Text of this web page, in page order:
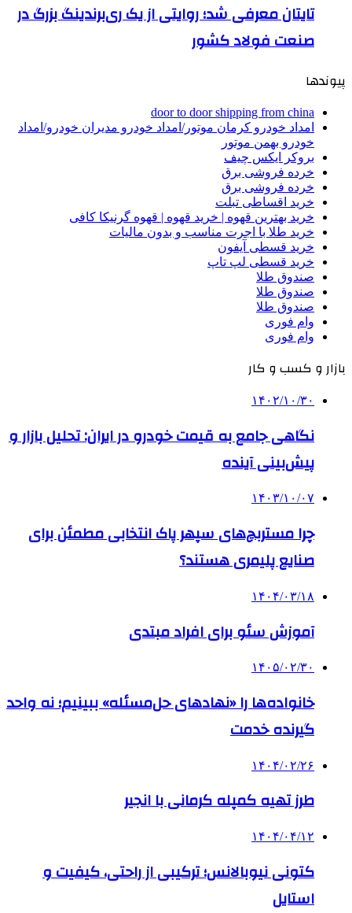
تایتان معرفی شد؛ روایتی از یک ری‌برندینگ بزرگ در
صنعت فولاد کشور
پیوندها
door to door shipping from china
امداد خودرو کرمان موتور/امداد خودرو مدیران خودرو/امداد
خودرو بهمن موتور
بروکر ایکس چیف
خرده فروشی برق
خرده فروشی برق
خرید اقساطی تبلت
خرید بهترین قهوه | خرید قهوه | قهوه گرنیکا کافی
خرید طلا با اجرت مناسب و بدون مالیات
خرید قسطی آیفون
خرید قسطی لپ تاپ
صندوق طلا
صندوق طلا
صندوق طلا
وام فوری
وام فوری
بازار و کسب و کار
۱۴۰۲/۱۰/۳۰
نگاهی جامع به قیمت خودرو در ایران: تحلیل بازار و
پیش‌بینی آینده
۱۴۰۳/۱۰/۰۷
چرا مستربچ‌های سپهر پاک انتخابی مطمئن برای
صنایع پلیمری هستند؟
۱۴۰۴/۰۳/۱۸
آموزش سئو برای افراد مبتدی
۱۴۰۵/۰۲/۳۰
خانواده‌ها را «نهادهای حل‌مسئله» ببینیم؛ نه واحد
گیرنده خدمت
۱۴۰۴/۰۲/۲۶
طرز تهیه کمپله کرمانی با انجیر
۱۴۰۴/۰۴/۱۲
کتونی نیوبالانس؛ ترکیبی از راحتی، کیفیت و
استایل